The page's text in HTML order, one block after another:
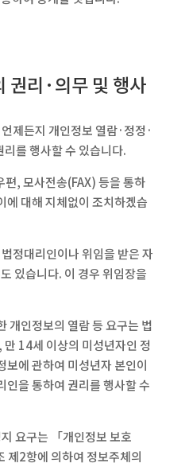
권리·의무 및 행사
제든지 개인정보 열람·정정·
를 행사할 수 있습니다.
, 모사전송(FAX) 등을 통하
에 대해 지체없이 조치하겠습
정대리인이나 위임을 받은 자
있습니다. 이 경우 위임장을
개인정보의 열람 등 요구는 법
14세 이상의 미성년자인 정
보에 관하여 미성년자 본인이
인을 통하여 권리를 행사할 수
요구는 「개인정보 보호
2항에 의하여 정보주체의